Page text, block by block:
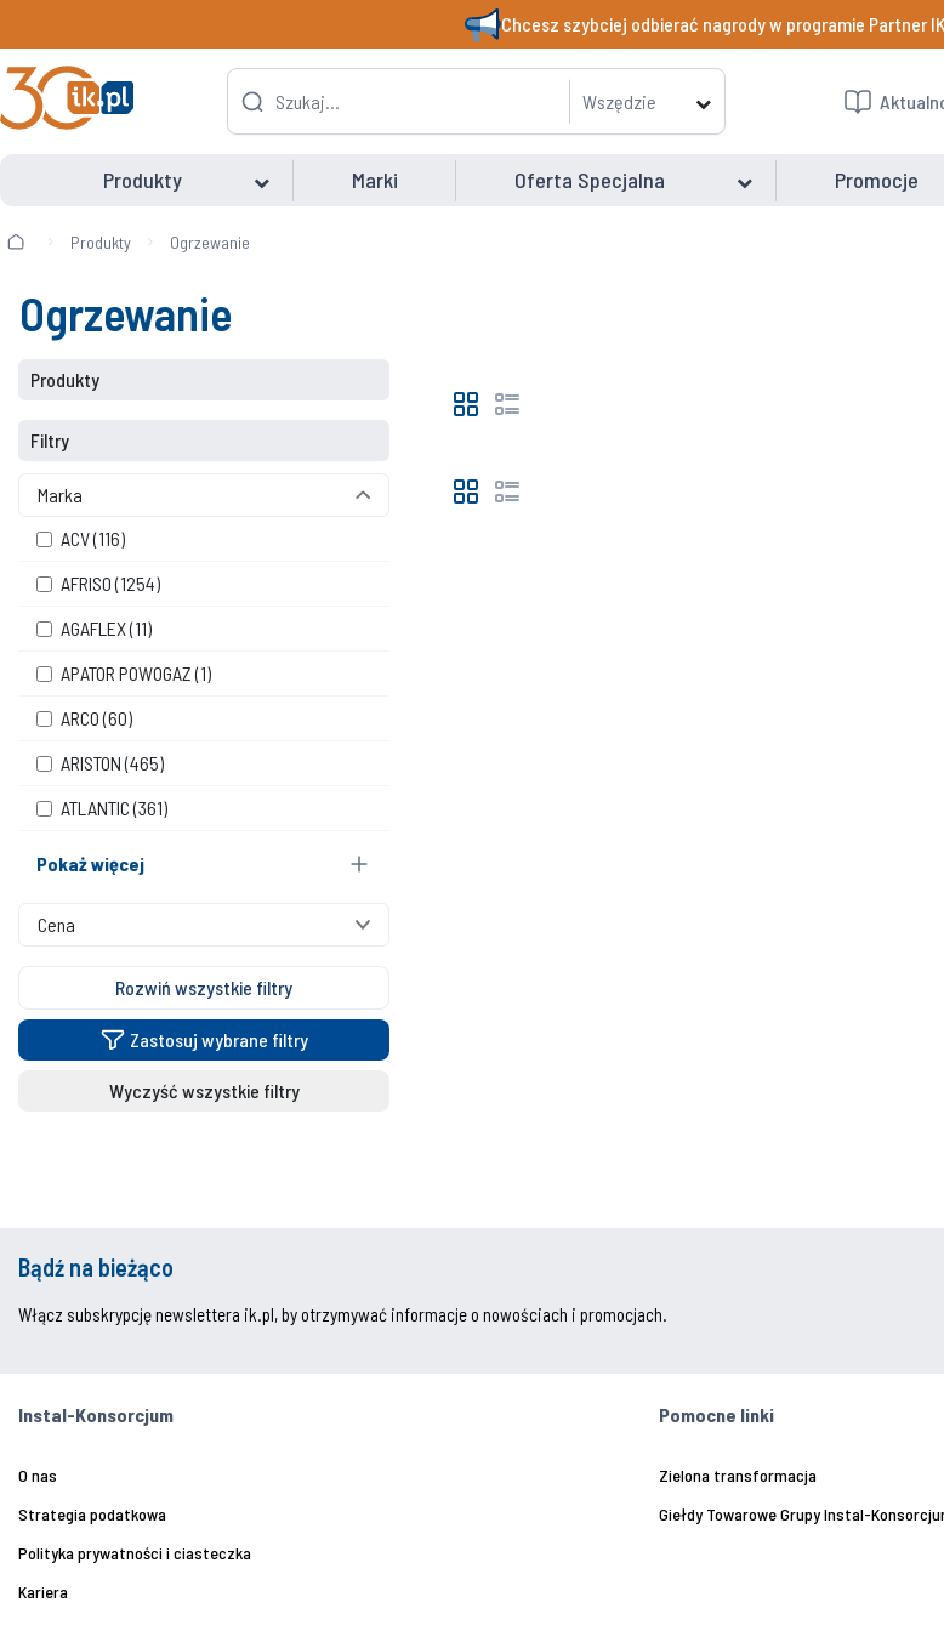
Chcesz szybciej odbierać nagrody w programie Partner
Wszędzie
Produkty Marki Oferta Specjalna Promocje
Produkty Ogrzewanie
Ogrzewanie
Produkty
Filtry
Marka
ACV(116)
AFRISO(1254)
AGAFLEX(11)
APATOR POWOGAZ(1)
ARCO(60)
ARISTON(465)
ATLANTIC(361)
Pokaż więcej
Cena
Rozwiń wszystkie filtry
Zastosuj wybrane filtry
Wyczyść wszystkie filtry
Bądź na bieżąco
Włącz subskrypcję newslettera ik.pl, by otrzymywać informacje o nowościach i promocjach.
Instal-Konsorcjum
O nas
Strategia podatkowa
Polityka prywatności i ciasteczka
Kariera
Pomocne linki
Zielona transformacja
Giełdy Towarowe Grupy Instal-